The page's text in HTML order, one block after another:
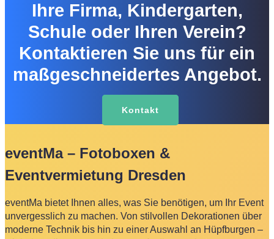
Ihre Firma, Kindergarten,
Schule oder Ihren Verein?
Kontaktieren Sie uns für ein
maßgeschneidertes Angebot.
Kontakt
eventMa – Fotoboxen &
Eventvermietung Dresden
eventMa bietet Ihnen alles, was Sie benötigen, um Ihr Event
unvergesslich zu machen. Von stilvollen Dekorationen über
moderne Technik bis hin zu einer Auswahl an Hüpfburgen –